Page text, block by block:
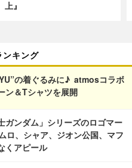
上』
ンキング
の着ぐるみに♪ atmosコラボ
ン＆Tシャツを展開
ガンダム」シリーズのロゴマー
ロ、シャア、ジオン公国、マフ
くアピール